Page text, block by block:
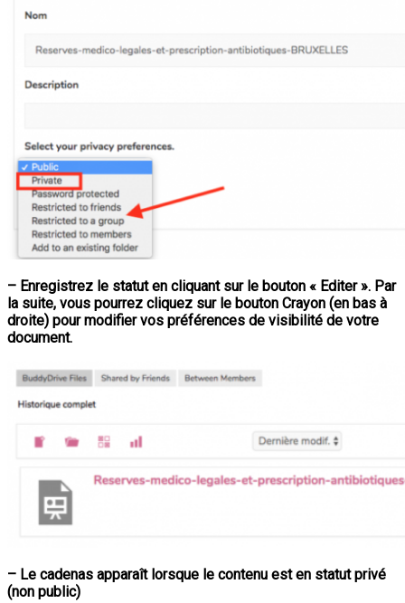
– Enregistrez le statut en cliquant sur le bouton « Editer ». Par
la suite, vous pourrez cliquez sur le bouton Crayon (en bas à
droite) pour modifier vos préférences de visibilité de votre
document.
– Le cadenas apparaît lorsque le contenu est en statut privé
(non public)